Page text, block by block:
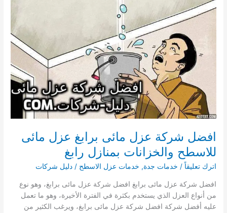
للاسطح
والخزانات
افضل شركة عزل مائى برابغ عزل مائى
للاسطح والخزانات بمنازل رابغ
اترك تعليقاً / خدمات جدة, خدمات عزل الاسطح /دليل شركات
افضل شركة عزل مائى برابغ افضل شركة عزل مائى برابغ، وهو نوع
من أنواع العزل الذي يستخدم بكثرة في الفترة الأخيرة، وهو ما تعمل
عليه أفضل شركة افضل شركة عزل مائى برابغ، ويرغب الكثير من